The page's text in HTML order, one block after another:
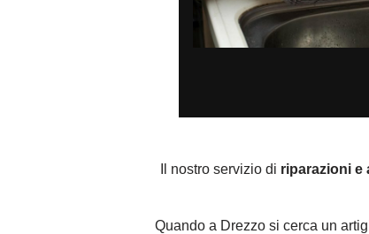
Il nostro servizio di riparazioni e
Quando a Drezzo si cerca un